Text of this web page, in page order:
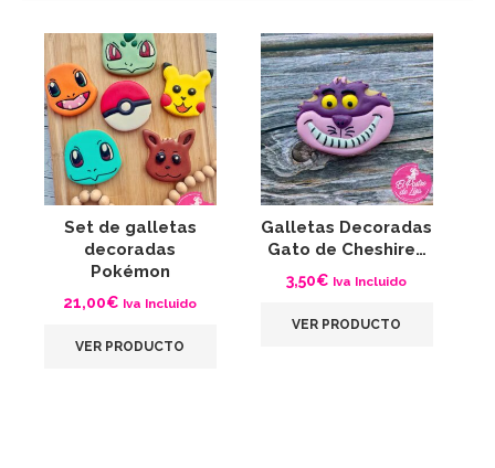
Set de galletas
decoradas
Pokémon
21,00€ Iva Incluido
VER PRODUCTO
Galletas Decoradas
Gato de Cheshire…
3,50€ Iva Incluido
VER PRODUCTO